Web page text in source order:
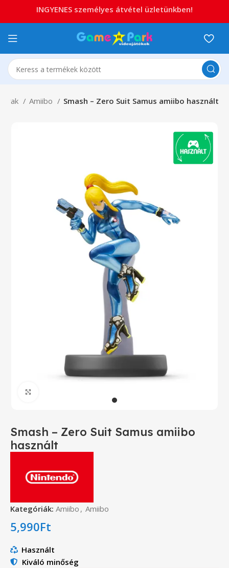
Amiibo Smash – Zero Suit Samus amiibo használt
Smash – Zero Suit Samus amiibo
használt
Kategóriák: Amiibo , Amiibo
5,990Ft
Használt
Kiváló minőség
INGYENES személyes átvétel üzletünkben!